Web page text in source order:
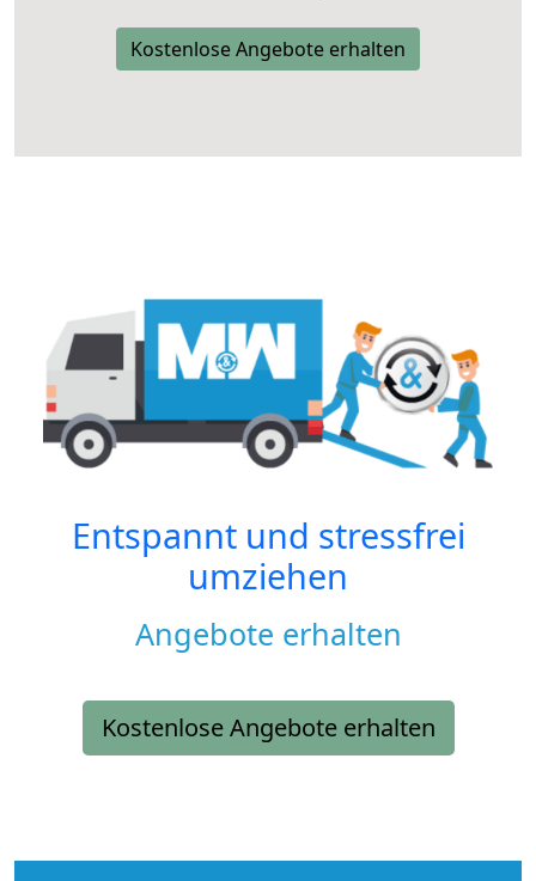
Kostenlose Angebote erhalten
Entspannt und stressfrei
umziehen
Angebote erhalten
Kostenlose Angebote erhalten